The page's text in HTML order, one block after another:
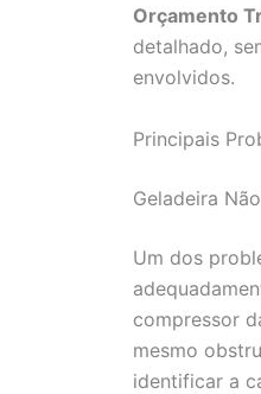
Orçamento
detalhado,
envolvidos.
Principais
Geladeira
Um dos
compressor
mesmo
identificar a